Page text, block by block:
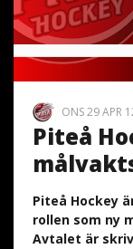
ONS 29 APR
Piteå
Piteå Hockey
rollen som ny
Avtalet är